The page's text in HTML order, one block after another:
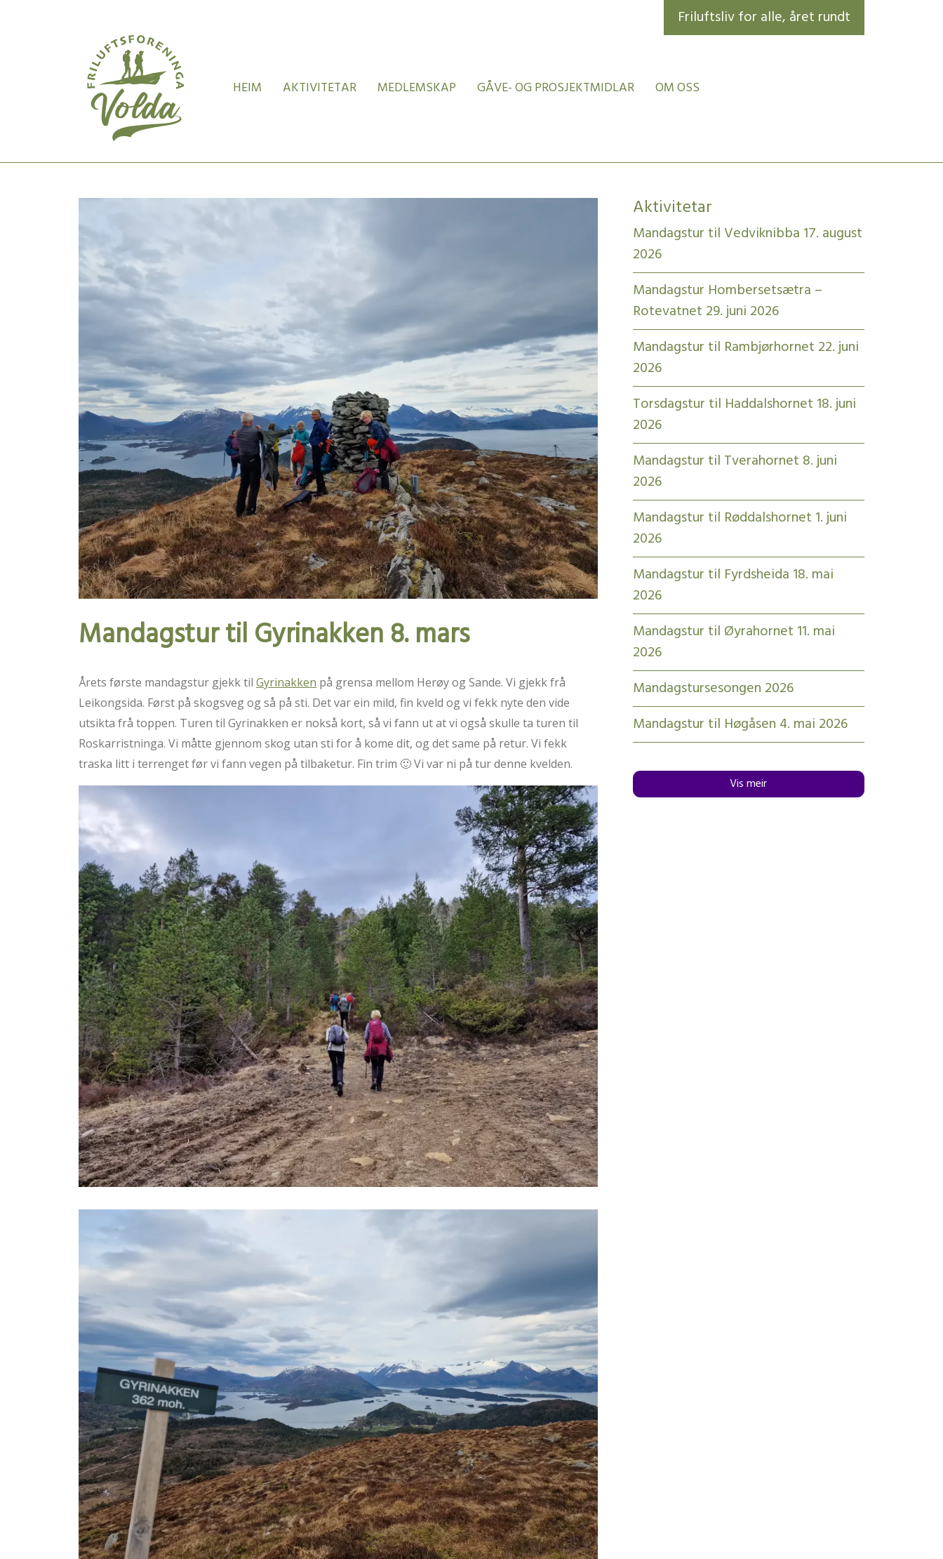
Friluftsliv for alle, året rundt
HEIM AKTIVITETAR MEDLEMSKAP GÅVE- OG PROSJEKTMIDLAR OM OSS
Mandagstur til Gyrinakken 8. mars
Årets første mandagstur gjekk til Gyrinakken på grensa mellom Herøy og Sande. Vi gjekk frå
Leikongsida. Først på skogsveg og så på sti. Det var ein mild, fin kveld og vi fekk nyte den vide
utsikta frå toppen. Turen til Gyrinakken er nokså kort, så vi fann ut at vi også skulle ta turen til
Roskarristninga. Vi måtte gjennom skog utan sti for å kome dit, og det same på retur. Vi fekk
traska litt i terrenget før vi fann vegen på tilbaketur. Fin trim 🙂 Vi var ni på tur denne kvelden.
Aktivitetar
Mandagstur til Vedviknibba 17. august
2026
Mandagstur Hombersetsætra –
Rotevatnet 29. juni 2026
Mandagstur til Rambjørhornet 22. juni
2026
Torsdagstur til Haddalshornet 18. juni
2026
Mandagstur til Tverahornet 8. juni
2026
Mandagstur til Røddalshornet 1. juni
2026
Mandagstur til Fyrdsheida 18. mai
2026
Mandagstur til Øyrahornet 11. mai
2026
Mandagstursesongen 2026
Mandagstur til Høgåsen 4. mai 2026
Vis meir